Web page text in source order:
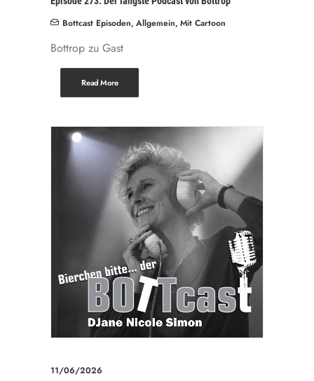
Bottcast Episoden, Allgemein, Mit Cartoon
Bottrop zu Gast
Read More
11/06/2026